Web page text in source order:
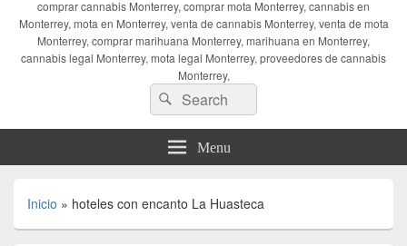
comprar cannabis Monterrey, comprar mota Monterrey, cannabis en
Monterrey, mota en Monterrey, venta de cannabis Monterrey, venta de mota
Monterrey, comprar marihuana Monterrey, marihuana en Monterrey,
cannabis legal Monterrey, mota legal Monterrey, proveedores de cannabis
Monterrey,
Search
for:
Search
Menu
Inicio » hoteles con encanto La Huasteca